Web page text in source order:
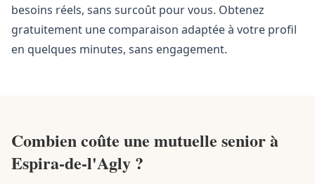
besoins réels, sans surcoût pour vous. Obtenez
gratuitement une comparaison adaptée à votre profil
en quelques minutes, sans engagement.
Combien coûte une mutuelle senior à
Espira-de-l'Agly ?